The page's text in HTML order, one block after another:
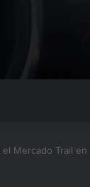
el Mercado Trail en